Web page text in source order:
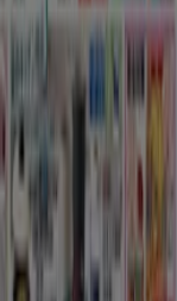
れたペットに
フレット/カタロ
点の中心から。
！家の改造方法を
カタログでアイデ
モデルのそれぞ